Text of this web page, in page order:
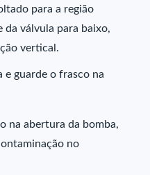
para a região
da válvula para baixo,
vertical.
guarde o frasco na
na abertura da bomba,
no